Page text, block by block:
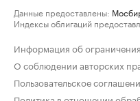
Данные предоставлены:
Индексы облигаций
Информация об
О соблюдении авторских
Пользовательское